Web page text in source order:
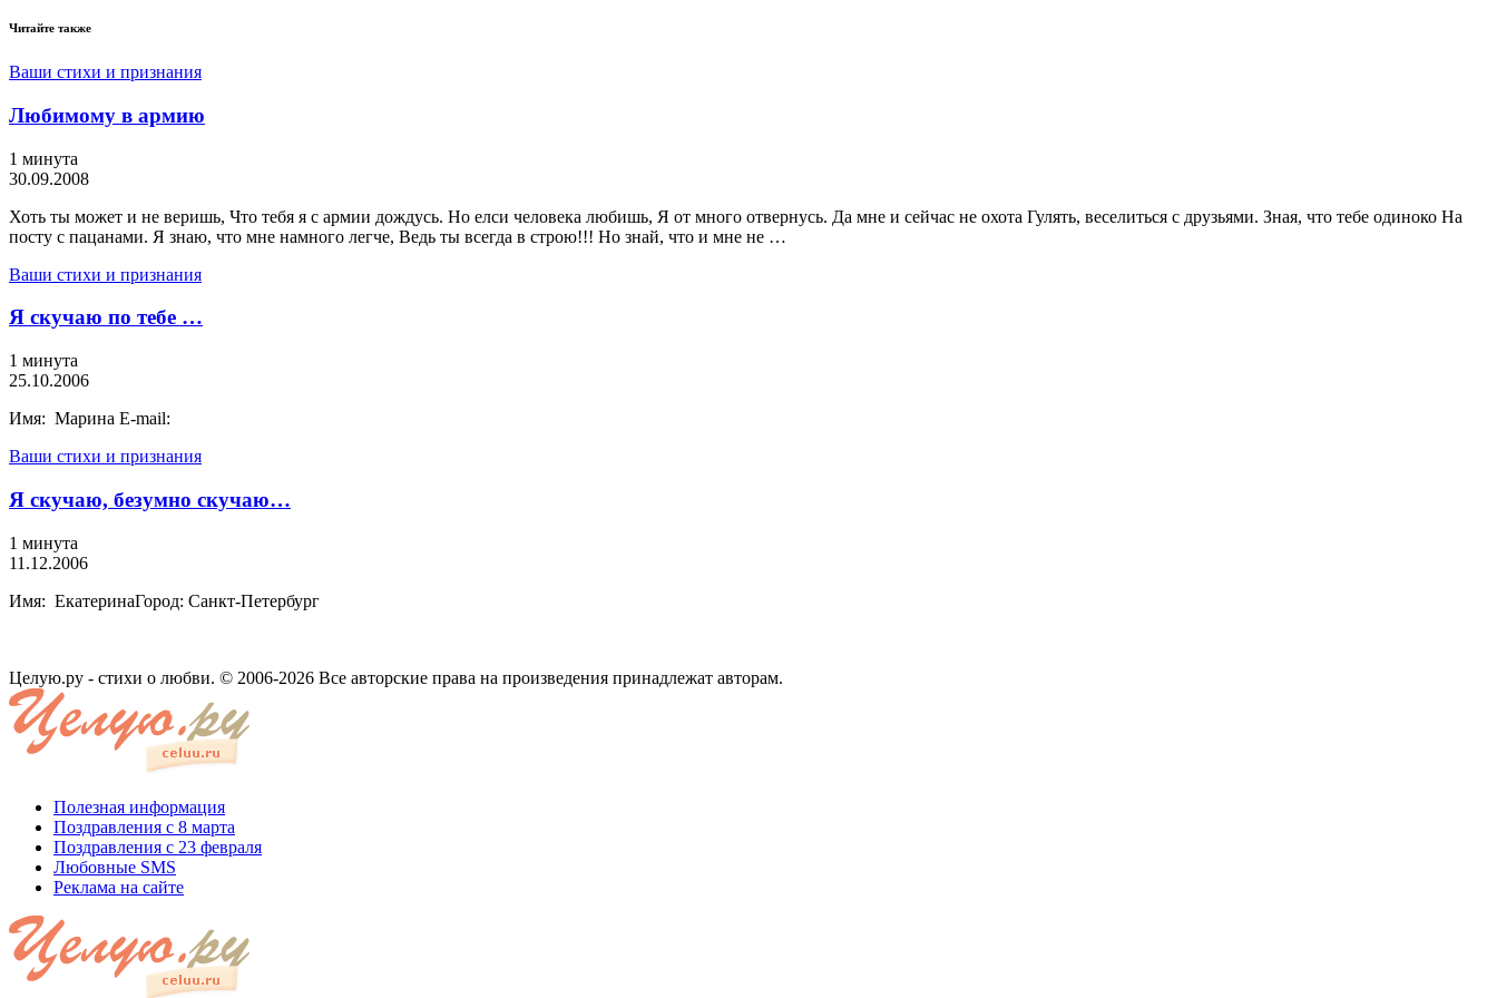
Читайте также
Ваши стихи и признания
Любимому в армию
1 минута
30.09.2008
Хоть ты может и не веришь, Что тебя я с армии дождусь. Но елси человека любишь, Я от много отвернусь. Да мне и сейчас не охота Гулять, веселиться с друзьями. Зная, что тебе одиноко На
посту с пацанами. Я знаю, что мне намного легче, Ведь ты всегда в строю!!! Но знай, что и мне не …
Ваши стихи и признания
Я скучаю по тебе …
1 минута
25.10.2006
Имя: Марина E-mail:
Ваши стихи и признания
Я скучаю, безумно скучаю…
1 минута
11.12.2006
Имя: ЕкатеринаГород: Санкт-Петербург
Целую.ру - стихи о любви. © 2006-2026 Все авторские права на произведения принадлежат авторам.
Полезная информация
Поздравления с 8 марта
Поздравления с 23 февраля
Любовные SMS
Реклама на сайте